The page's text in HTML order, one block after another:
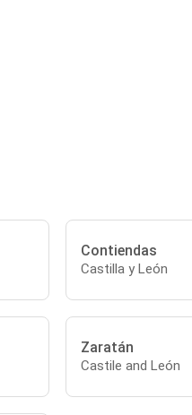
Contiendas
Castilla y León
Zaratán
Castile and León